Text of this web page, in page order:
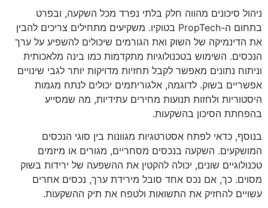
ניהול סיכונים מהווה חלק בלתי נפרד מכל השקעה, ובפרט
בתחום ה-PropTech בטוקיו. משקיעים מתחילים צריכים להבין
את הדינמיקה של השוק ואת הגורמים שיכולים להשפיע על ערך
הנכסים. השימוש בטכנולוגיות מתקדמות כמו בינה מלאכותית
וניתוח נתונים מאפשר לקבל תחזיות מדויקות יותר לגבי שינויים
אפשריים בשוק. לדוגמה, אלגוריתמים יכולים לנתח מגמות
היסטוריות ולחזות תנועות מחירים עתידיות, מה שמסייע
בהפחתת הסיכון בהשקעות.
בנוסף, כדאי לפתח אסטרטגיות מגוונות בין סוגי הנכסים
המושקעים. השקעה בנכסים מסחריים, מגורים או מיזמים
טכנולוגיים שונים, יכולה להקטין את ההשפעה של ירידות בשוק
מסוים. כך, אם נכס אחד סובל מירידת ערך, נכסים אחרים
עשויים להחזיק את התשואות ולטפח את תיק ההשקעות.